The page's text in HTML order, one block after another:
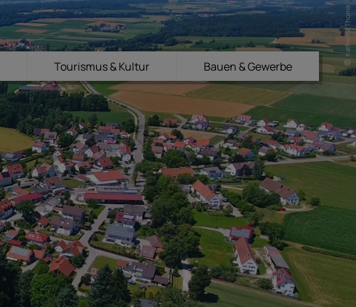
Tourismus & Kultur Bauen & Gewerbe
Karlheinz Thoma